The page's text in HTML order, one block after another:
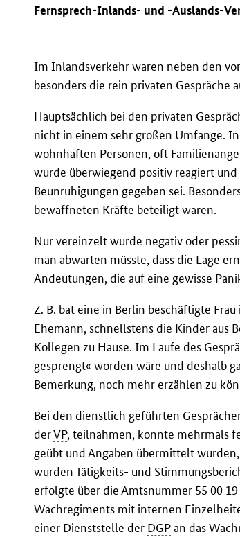
Fernsprech-Inlands- und -Auslands-
Im Inlandsverkehr waren neben den
besonders die rein privaten Gespräche
Hauptsächlich bei den privaten
nicht in einem sehr großen Umfange.
wohnhaften Personen, oft
wurde überwiegend positiv reagiert
Beunruhigungen gegeben sei.
bewaffneten Kräfte beteiligt waren.
Nur vereinzelt wurde negativ oder
man abwarten müsste, dass die Lage
Andeutungen, die auf eine gewisse
Z. B. bat eine in Berlin beschäftigte
Ehemann, schnellstens die Kinder aus
Kollegen zu Hause. Im Laufe des
gesprengt« worden wäre und deshalb
Bemerkung, noch mehr erzählen zu
Bei den dienstlich geführten
derVP, teilnahmen, konnte mehrmals
geübt und Angaben übermittelt
wurden Tätigkeits- und
erfolgte über die Amtsnummer 55 00
Wachregiments mit internen
einer Dienststelle der DGPan das